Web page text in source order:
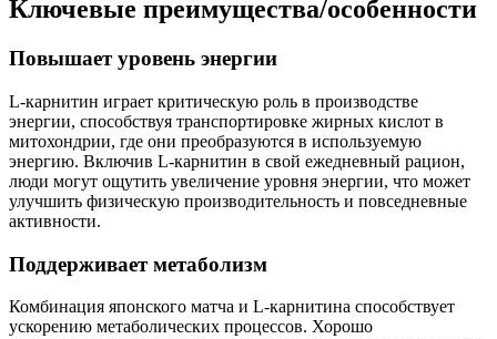
Ключевые преимущества/особенности
Повышает уровень энергии
L-карнитин играет критическую роль в производстве
энергии, способствуя транспортировке жирных кислот в
митохондрии, где они преобразуются в используемую
энергию. Включив L-карнитин в свой ежедневный рацион,
люди могут ощутить увеличение уровня энергии, что может
улучшить физическую производительность и повседневные
активности.
Поддерживает метаболизм
Комбинация японского матча и L-карнитина способствует
ускорению метаболических процессов. Хорошо